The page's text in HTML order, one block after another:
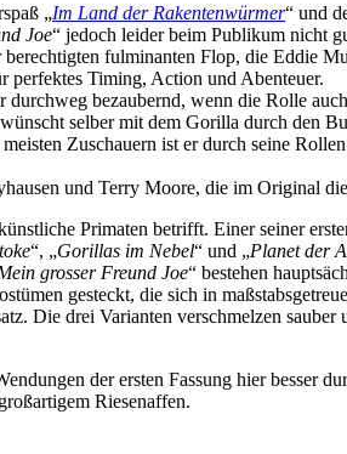
„Im Land der Rakentenwürmer“ und
Joe“ jedoch leider beim Publikum nicht
fulminanten Flop, die Eddie
perfektes Timing, Action und Abenteuer.
bezaubernd, wenn die Rolle
selber mit dem Gorilla durch den
Zuschauern ist er durch seine
und Terry Moore, die im Original
Primaten betrifft. Einer seiner
“, „Gorillas im Nebel“ und „Planet der
grosser Freund Joe“ bestehen
gesteckt, die sich in
Die drei Varianten verschmelzen
der ersten Fassung hier besser
Riesenaffen.